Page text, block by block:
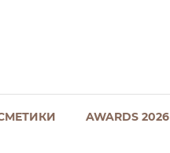
AWARDS 2026